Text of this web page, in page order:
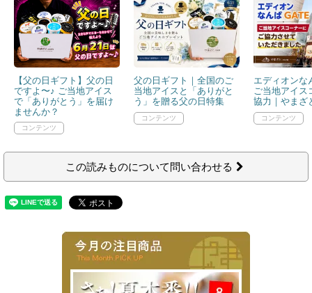
【父の日ギフト】父の日
ですよ〜♪ ご当地アイス
で「ありがとう」を届け
ませんか？
父の日ギフト｜全国のご
当地アイスと「ありがと
う」を贈る父の日特集
エディオンな
ご当地アイス
協力｜やまざ
この読みものについて問い合わせる